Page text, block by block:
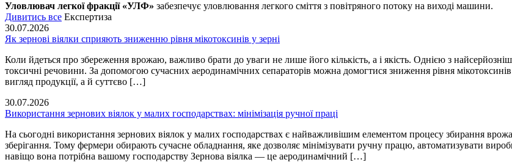
Уловлювач легкої фракції «УЛФ» забезпечує уловлювання легкого сміття з повітряного потоку на виході машини.
Дивитись все Експертиза
30.07.2026
Як зернові віялки сприяють зниженню рівня мікотоксинів у зерні
Коли йдеться про збереження врожаю, важливо брати до уваги не лише його кількість, а і якість. Однією з
токсичні речовини. За допомогою сучасних аеродинамічних сепараторів можна домогтися зниження рівня
вигляд продукції, а й суттєво […]
30.07.2026
Використання зернових віялок у малих господарствах: мінімізація ручної праці
На сьогодні використання зернових віялок у малих господарствах є найважливішим елементом процесу збирання
зберігання. Тому фермери обирають сучасне обладнання, яке дозволяє мінімізувати ручну працю, автоматизувати
навіщо вона потрібна вашому господарству Зернова віялка — це аеродинамічний […]